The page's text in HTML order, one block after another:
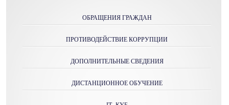
ОБРАЩЕНИЯ ГРАЖДАН
ПРОТИВОДЕЙСТВИЕ КОРРУПЦИИ
ДОПОЛНИТЕЛЬНЫЕ СВЕДЕНИЯ
ДИСТАНЦИОННОЕ ОБУЧЕНИЕ